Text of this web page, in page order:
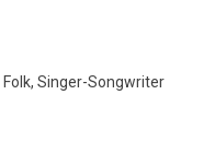
Folk, Singer-Songwriter